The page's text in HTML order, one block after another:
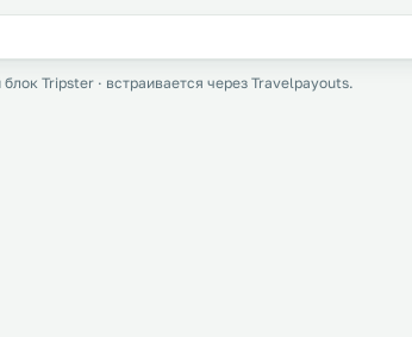
Tripster · встраивается через Travelpayouts.